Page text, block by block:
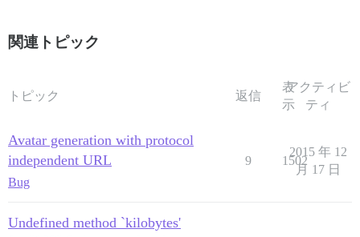
関連トピック
トピック 返信
表
示
アクティビ
ティ
Avatar generation with protocol
independent URL
Bug
9 1502
2015 年 12
月 17 日
Undefined method `kilobytes'